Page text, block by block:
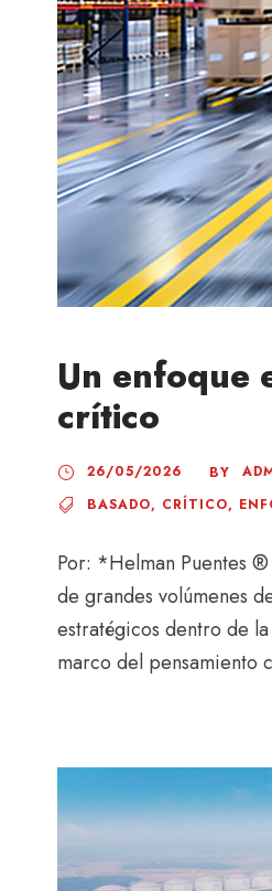
Un enfoque
crítico
26/05/2026 BY
BASADO, CRÍTICO,
Por: *Helman Puentes
de grandes volúmenes
estratégicos dentro de
marco del pensamiento